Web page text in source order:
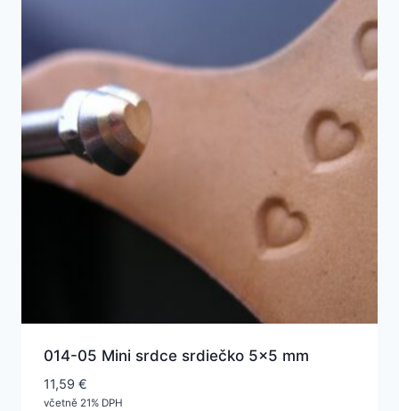
014-05 Mini srdce srdiečko 5×5 mm
11,59 €
včetně 21% DPH